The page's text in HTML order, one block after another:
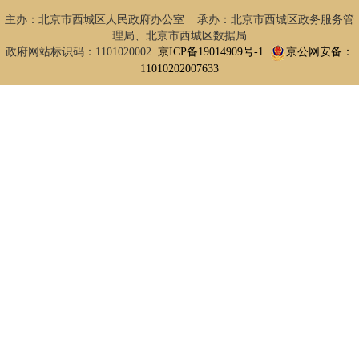
主办：北京市西城区人民政府办公室 承办：北京市西城区政务服务管
理局、北京市西城区数据局
政府网站标识码：1101020002 京ICP备19014909号-1
京公网安备：
11010202007633